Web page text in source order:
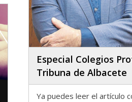
Especial Colegios
Tribuna de Albacete
Ya puedes leer el artículo